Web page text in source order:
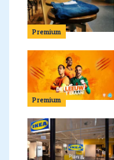
Premium
Premium